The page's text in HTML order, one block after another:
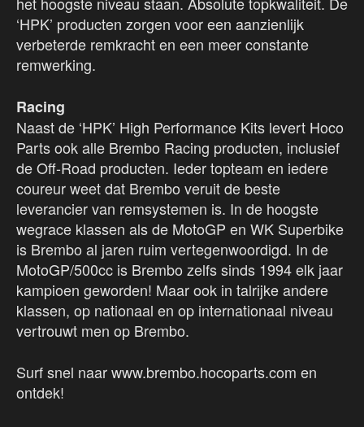
‘HPK’ producten zorgen voor een aanzienlijk
verbeterde remkracht en een meer constante
remwerking.
Racing
Naast de ‘HPK’ High Performance Kits levert Hoco
Parts ook alle Brembo Racing producten, inclusief
de Off-Road producten. Ieder topteam en iedere
coureur weet dat Brembo veruit de beste
leverancier van remsystemen is. In de hoogste
wegrace klassen als de MotoGP en WK Superbike
is Brembo al jaren ruim vertegenwoordigd. In de
MotoGP/500cc is Brembo zelfs sinds 1994 elk jaar
kampioen geworden! Maar ook in talrijke andere
klassen, op nationaal en op internationaal niveau
vertrouwt men op Brembo.
Surf snel naar www.brembo.hocoparts.com en
ontdek!